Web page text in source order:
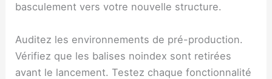
basculement vers votre nouvelle structure.
Auditez les environnements de pré-production.
Vérifiez que les balises noindex sont retirées
avant le lancement. Testez chaque fonctionnalité